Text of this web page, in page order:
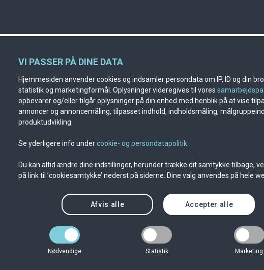
VI PASSER PÅ DINE DATA
Hjemmesiden anvender cookies og indsamler persondata om IP, ID og din
statistik og marketingformål. Oplysninger videregives til vores
opbevarer og/eller tilgår oplysninger på din enhed med henblik på at vise
annoncer og annoncemåling, tilpasset indhold, indholdsmåling,
produktudvikling.
Se yderligere info undercookie- og persondatapolitik
Du kan altid ændre dine indstillinger, herunder trække dit samtykke tilbage,
på link til ’cookiesamtykke’ nederst på siderne. Dine valg anvendes på hele
Afvis alle Accepter alle
Nødvendige Statistik Marketing